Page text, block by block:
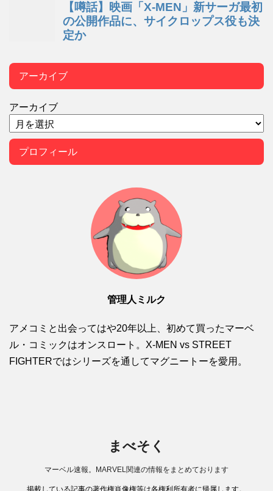
アーカイブ
アーカイブ
プロフィール
管理人ミルク
アメコミと出会ってはや20年以上、初めて買ったマーベ
ル・コミックはオンスロート。X-MEN vs STREET
FIGHTERではシリーズを通してマグニートーを愛用。
まべそく
マーベル速報。MARVEL関連の情報をまとめております
掲載している記事の著作権肖像権等は各権利所有者に帰属します。